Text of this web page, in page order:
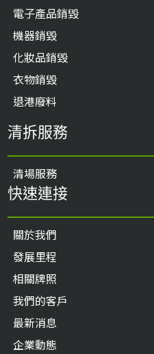
電子產品銷毀
機器銷毀
化妝品銷毀
衣物銷毀
退港廢料
清拆服務
清場服務
快速連接
關於我們
發展里程
相關牌照
我們的客戶
最新消息
企業動態